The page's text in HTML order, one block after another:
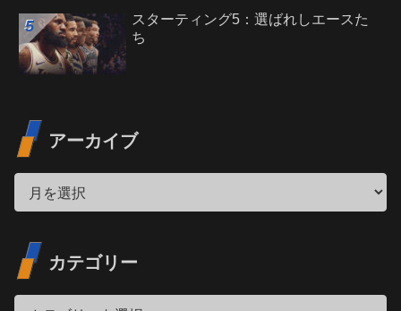
スターティング5：選ばれしエースた
ち
アーカイブ
カテゴリー